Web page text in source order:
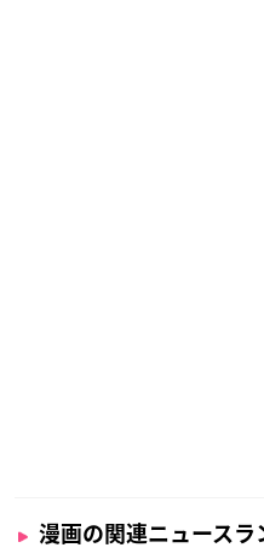
漫画の関連ニュースラ